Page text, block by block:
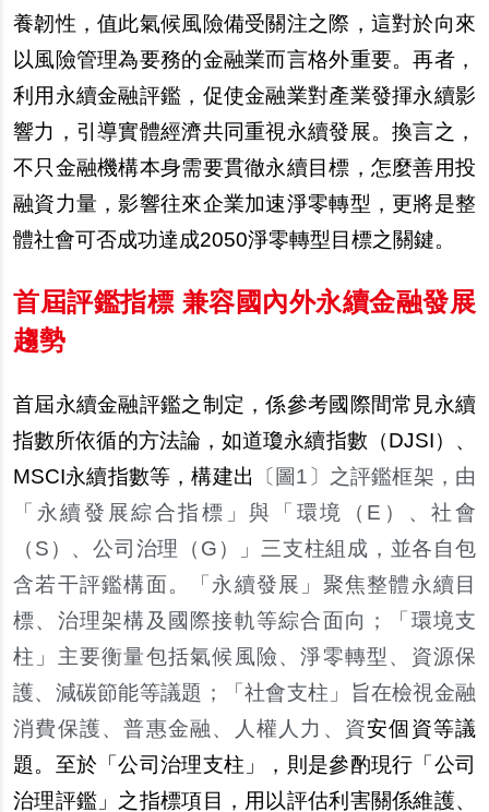
養韌性，值此氣候風險備受關注之際，這對於向來
以風險管理為要務的金融業而言格外重要。再者，
利用永續金融評鑑，促使金融業對產業發揮永續影
響力，引導實體經濟共同重視永續發展。換言之，
不只金融機構本身需要貫徹永續目標，怎麼善用投
融資力量，影響往來企業加速淨零轉型，更將是整
體社會可否成功達成2050淨零轉型目標之關鍵。
首屆評鑑指標 兼容國內外永續金融發展
趨勢
首屆永續金融評鑑之制定，係參考國際間常見永續
指數所依循的方法論，如道瓊永續指數（DJSI）、
MSCI永續指數等，構建出
〔圖1〕之評鑑框架，由
「永續發展綜合指標」與「環境（E）、社會
（S）、公司治理（G）」三支柱組成，並各自包
含若干評鑑構面。「永續發展」聚焦整體永續目
標、治理架構及國際接軌等綜合面向；「環境支
柱」主要衡量包括氣候風險、淨零轉型、資源保
護、減碳節能等議題；「社會支柱」旨在檢視金融
消費保護、普惠金融、人權人力、資安個資等議
題。至於「公司治理支柱」，則是參酌現行「公司
治理評鑑」之指標項目，用以評估利害關係維護、